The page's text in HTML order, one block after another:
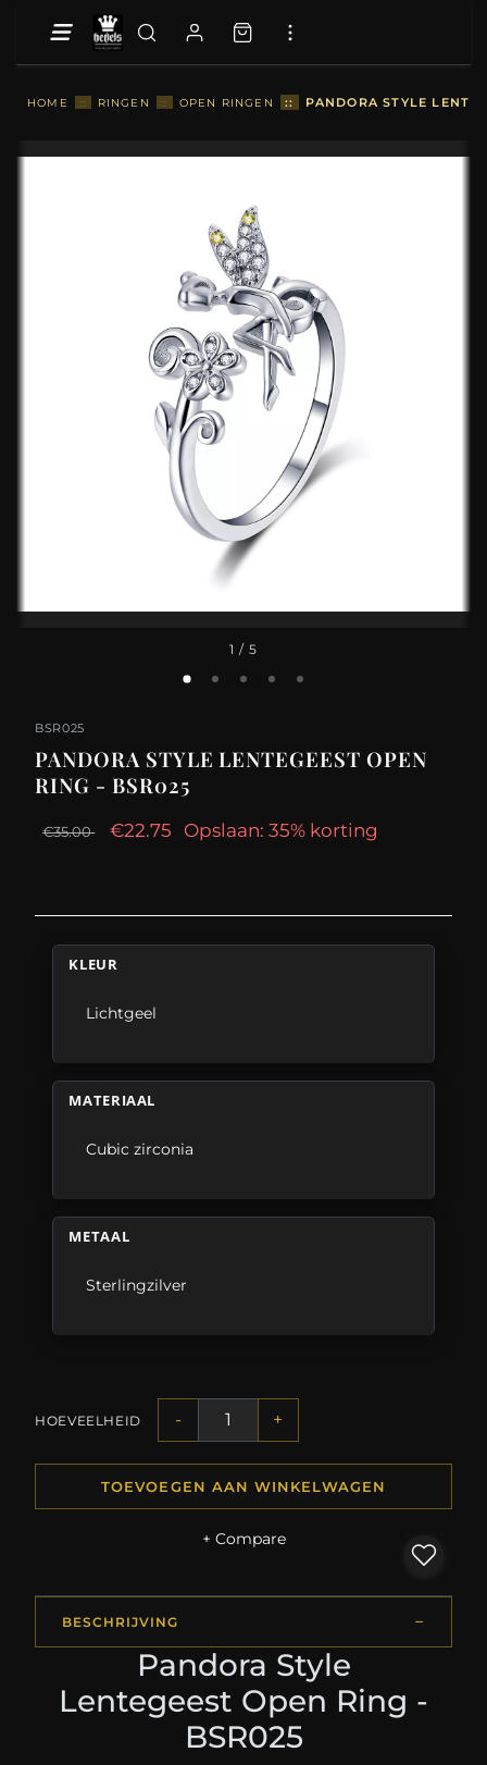
HOME :: RINGEN :: OPEN RINGEN :: PANDORA STYLE
1 / 5
BSR025
PANDORA STYLE LENTEGEEST OPEN
RING - BSR025
€35.00 €22.75 Opslaan: 35% korting
KLEUR
Lichtgeel
MATERIAAL
Cubic zirconia
METAAL
Sterlingzilver
HOEVEELHEID - +
TOEVOEGEN AAN WINKELWAGEN
+ Compare
BESCHRIJVING
Pandora Style
Lentegeest Open Ring -
BSR025